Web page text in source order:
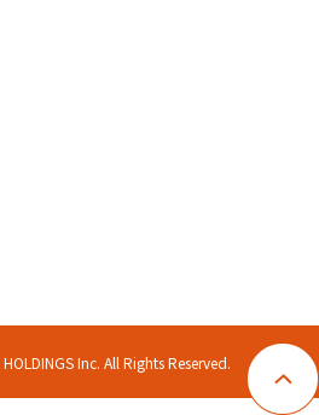
Inc. All Rights Reserved.